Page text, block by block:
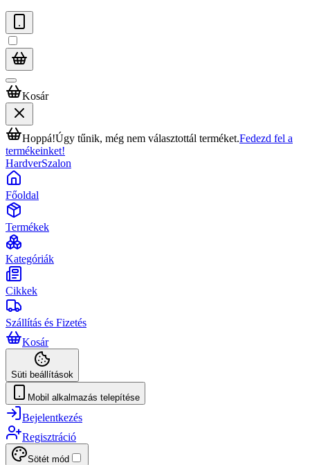
Kosár
Hoppá!Úgy tűnik, még nem választottál terméket.Fedezd fel a
termékeinket!
HardverSzalon
Főoldal
Termékek
Kategóriák
Cikkek
Szállítás és Fizetés
Kosár
Süti beállítások
Mobil alkalmazás telepítése
Bejelentkezés
Regisztráció
Sötét mód